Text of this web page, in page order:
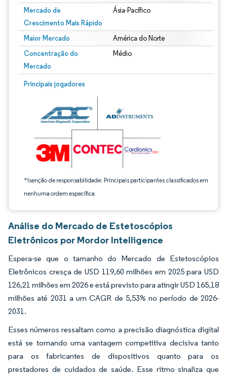
Mercado de
Crescimento Mais Rápido
Ásia-Pacífico
Maior Mercado América do Norte
Concentração do
Mercado
Médio
Principais jogadores
*Isenção de responsabilidade: Principais participantes classificados em
nenhuma ordem específica
Imagem © Mordor Intelligence. O reuso requer atribuição conforme CC BY 4.0.
Análise do Mercado de Estetoscópios
Eletrônicos por Mordor Intelligence
Espera-se que o tamanho do Mercado de Estetoscópios
Eletrônicos cresça de USD 119,60 milhões em 2025 para USD
126,21 milhões em 2026 e está previsto para atingir USD 165,18
milhões até 2031 a um CAGR de 5,53% no período de 2026-
2031.
Esses números ressaltam como a precisão diagnóstica digital
está se tornando uma vantagem competitiva decisiva tanto
para os fabricantes de dispositivos quanto para os
prestadores de cuidados de saúde. Esse ritmo sinaliza que